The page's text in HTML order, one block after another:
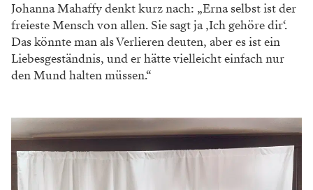
Johanna Mahaffy denkt kurz nach: „Erna selbst ist der
freieste Mensch von allen. Sie sagt ja ‚Ich gehöre dir‘.
Das könnte man als Verlieren deuten, aber es ist ein
Liebesgeständnis, und er hätte vielleicht einfach nur
den Mund halten müssen.“